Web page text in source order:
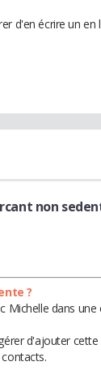
d'en écrire un
non
?
Michelle dans
d'ajouter